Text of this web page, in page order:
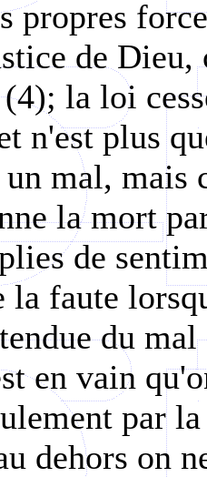
propres
de
la loi
n'est plus
mal, mais
la mort
de
la faute
du
en vain
par
dehors on